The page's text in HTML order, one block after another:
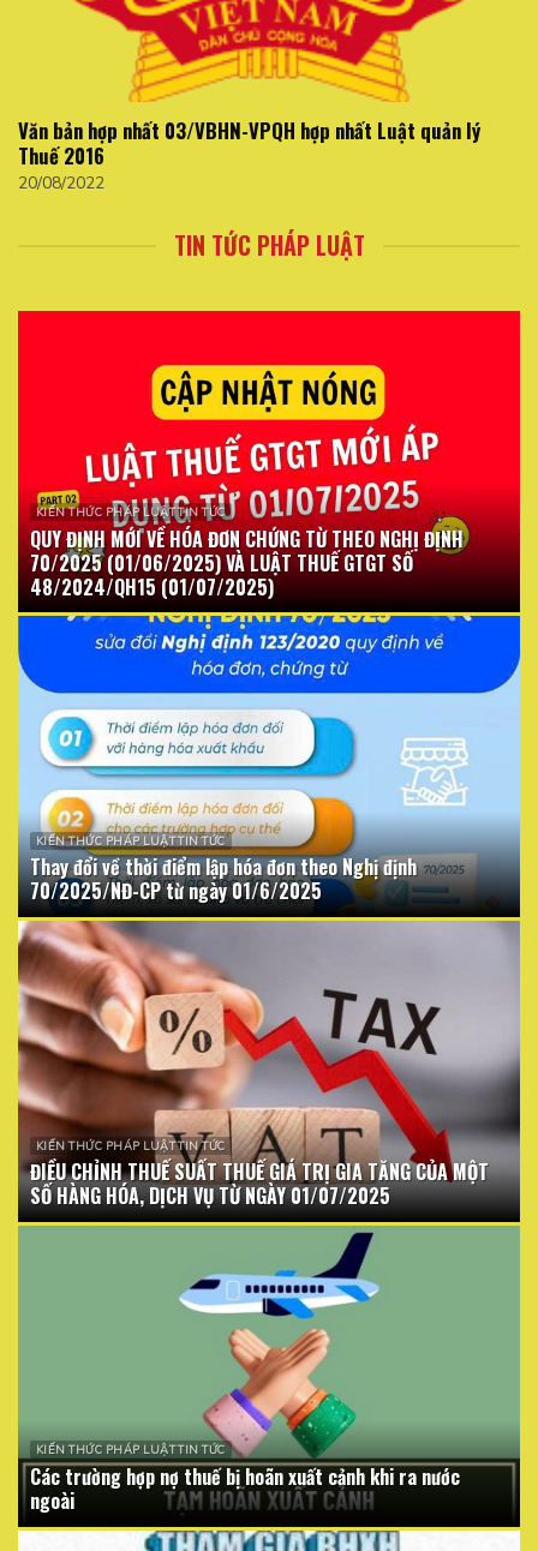
Văn bản hợp nhất 03/VBHN-VPQH hợp nhất Luật quản lý
Thuế 2016
20/08/2022
TIN TỨC PHÁP LUẬT
KIẾN THỨC PHÁP LUẬT TIN TỨC
QUY ĐỊNH MỚI VỀ HÓA ĐƠN CHỨNG TỪ THEO NGHỊ ĐỊNH
70/2025 (01/06/2025) VÀ LUẬT THUẾ GTGT SỐ
48/2024/QH15 (01/07/2025)
KIẾN THỨC PHÁP LUẬT TIN TỨC
Thay đổi về thời điểm lập hóa đơn theo Nghị định
70/2025/NĐ-CP từ ngày 01/6/2025
KIẾN THỨC PHÁP LUẬT TIN TỨC
ĐIỀU CHỈNH THUẾ SUẤT THUẾ GIÁ TRỊ GIA TĂNG CỦA MỘT
SỐ HÀNG HÓA, DỊCH VỤ TỪ NGÀY 01/07/2025
KIẾN THỨC PHÁP LUẬT TIN TỨC
Các trường hợp nợ thuế bị hoãn xuất cảnh khi ra nước
ngoài